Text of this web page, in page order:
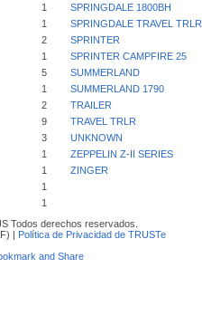
1 SPRINGDALE 1800BH
1 SPRINGDALE TRAVEL TRLR
2 SPRINTER
1 SPRINTER CAMPFIRE 25
5 SUMMERLAND
1 SUMMERLAND 1790
2 TRAILER
9 TRAVEL TRLR
3 UNKNOWN
1 ZEPPELIN Z-II SERIES
1 ZINGER
1
1
Todos derechos reservados.
| Política de Privacidad de TRUSTe